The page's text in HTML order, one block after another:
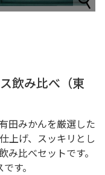
飲み比べ（東
田みかんを厳選した
上げ、スッキリとし
比べセットです。
す。